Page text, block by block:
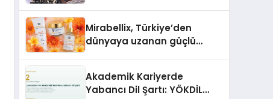
Mirabellix, Türkiye’den
dünyaya uzanan güçlü
Akademik Kariyerde
Yabancı Dil Şartı: YÖKDİL